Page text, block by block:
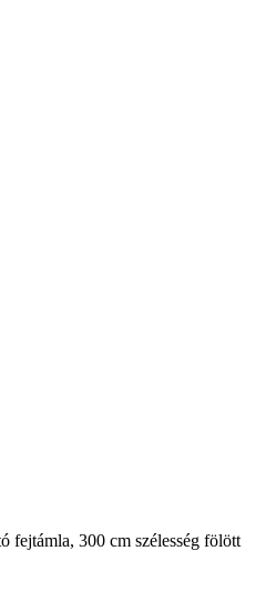
fejtámla, 300 cm szélesség fölött